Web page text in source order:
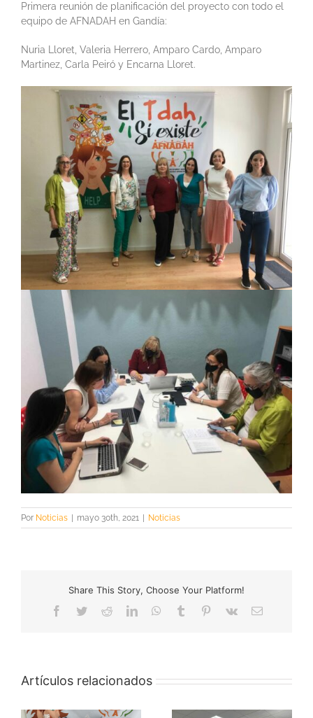
Primera reunión de planificación del proyecto con todo el
equipo de AFNADAH en Gandía:
Nuria Lloret, Valeria Herrero, Amparo Cardo, Amparo
Martinez, Carla Peiró y Encarna Lloret.
Por Noticias mayo 30th, 2021 Noticias
Share This Story, Choose Your Platform!
Facebook
TwitterRedditLinkedInWhatsApp
Tumblr Pinterest
Vk
Correo
Artículos relacionados